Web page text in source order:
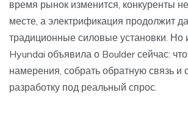
время рынок изменится, конкуренты
месте, а электрификация продолжит
традиционные силовые установки. Но
Hyundai объявила о Boulder сейчас:
намерения, собрать обратную связь и
разработку под реальный спрос.